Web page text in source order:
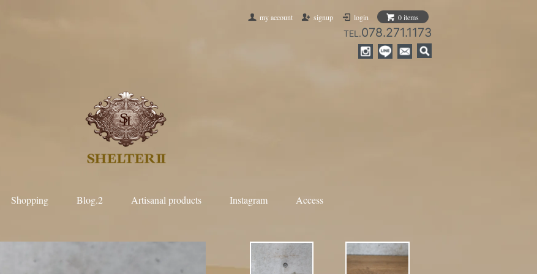
my account signup login 0 items
TEL.078.271.1173
Shopping
taichimurakami Nosapluna
Blog.2 Artisanal products Instagram Access